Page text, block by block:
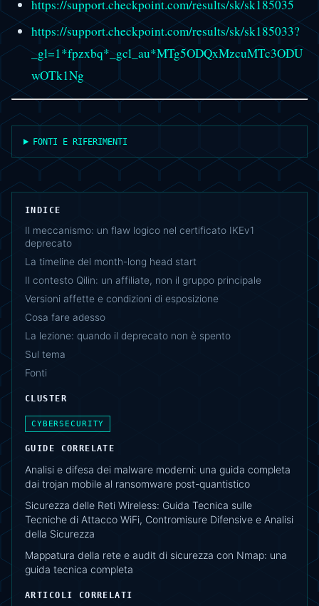
https://support.checkpoint.com/results/sk/sk185035
https://support.checkpoint.com/results/sk/sk185033?
_gl=1*fpzxbq*_gcl_au*MTg5ODQxMzcuMTc3ODU
wOTk1Ng
FONTI E RIFERIMENTI
INDICE
Il meccanismo: un flaw logico nel certificato IKEv1
deprecato
La timeline del month-long head start
Il contesto Qilin: un affiliate, non il gruppo principale
Versioni affette e condizioni di esposizione
Cosa fare adesso
La lezione: quando il deprecato non è spento
Sul tema
Fonti
CLUSTER
CYBERSECURITY
GUIDE CORRELATE
Analisi e difesa dei malware moderni: una guida completa
dai trojan mobile al ransomware post-quantistico
Sicurezza delle Reti Wireless: Guida Tecnica sulle
Tecniche di Attacco WiFi, Contromisure Difensive e Analisi
della Sicurezza
Mappatura della rete e audit di sicurezza con Nmap: una
guida tecnica completa
ARTICOLI CORRELATI